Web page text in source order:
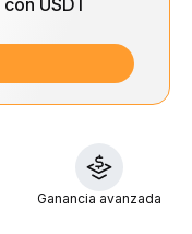
con USDT
Ganancia avanzada